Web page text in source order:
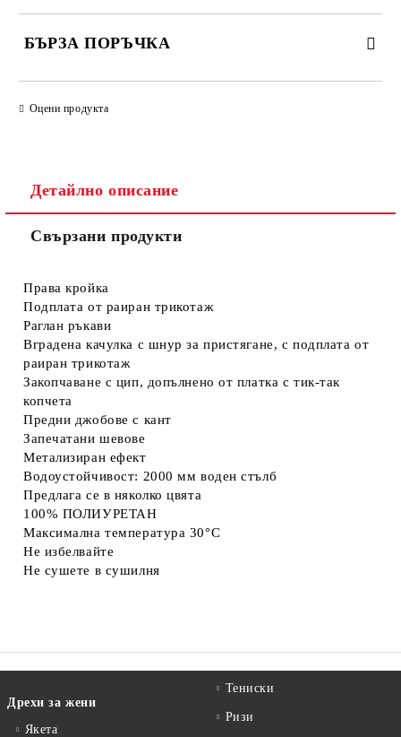
БЪРЗА ПОРЪЧКА
Ние ще се свържем с вас в рамките на работния ден.
Оцени продукта
Детайлно описание
Свързани продукти
Права кройка
Подплата от раиран трикотаж
Раглан ръкави
Вградена качулка с шнур за пристягане, с подплата от
раиран трикотаж
Закопчаване с цип, допълнено от платка с тик-так
копчета
Предни джобове с кант
Запечатани шевове
Метализиран ефект
Водоустойчивост: 2000 мм воден стълб
Предлага се в няколко цвята
100% ПОЛИУРЕТАН
Максимална температура 30°C
Не избелвайте
Не сушете в сушилня
Дрехи за жени
Якета
Тениски
Ризи